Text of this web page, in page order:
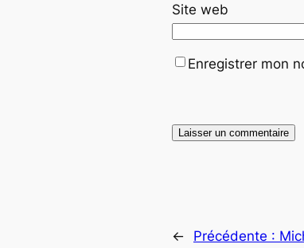
Site web
Enregistrer mon
← Précédente :